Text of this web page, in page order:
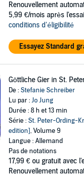
Renouvellement
5,99 €/mois après
conditions d'éligibilité
Essayez Standard
Göttliche Gier in St.
De :Stefanie Schreiber
Lu par :Jo Jung
Durée : 8 h et 13 min
Série :St. Peter-Ording-
edition], Volume 9
Langue : Allemand
Pas de notations
17,99 € ou gratuit avec
Renouvellement